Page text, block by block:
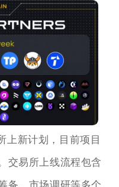
上新计划，目前项目
交易所上线流程包含